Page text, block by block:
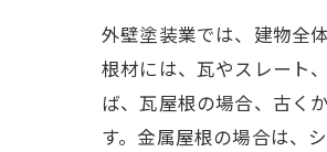
外壁塗装業では、建物全
根材には、瓦やスレート
ば、瓦屋根の場合、古く
す。金属屋根の場合は、